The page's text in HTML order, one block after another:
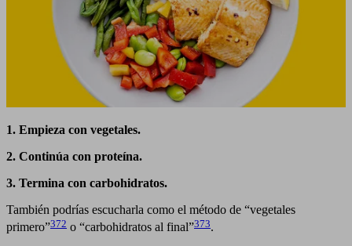
1. Empieza con vegetales.
2. Continúa con proteína.
3. Termina con carbohidratos.
También podrías escucharla como el método de “vegetales
primero”372 o “carbohidratos al final”373.